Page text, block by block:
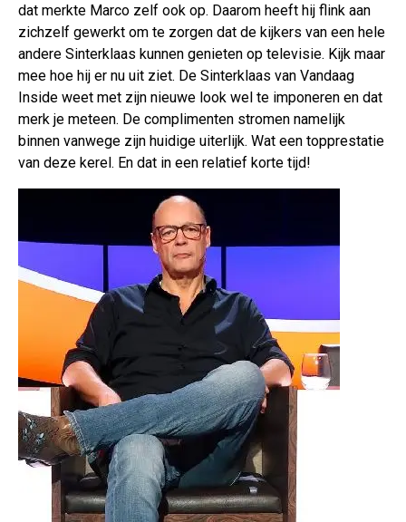
dat merkte Marco zelf ook op. Daarom heeft hij flink aan
zichzelf gewerkt om te zorgen dat de kijkers van een hele
andere Sinterklaas kunnen genieten op televisie. Kijk maar
mee hoe hij er nu uit ziet. De Sinterklaas van Vandaag
Inside weet met zijn nieuwe look wel te imponeren en dat
merk je meteen. De complimenten stromen namelijk
binnen vanwege zijn huidige uiterlijk. Wat een topprestatie
van deze kerel. En dat in een relatief korte tijd!